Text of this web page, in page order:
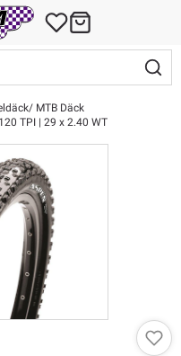
MTB Däck
TPI | 29 x 2.40 WT